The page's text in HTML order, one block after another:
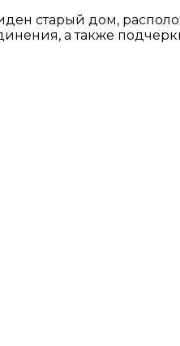
старый дом,
а также